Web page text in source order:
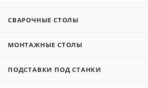
СВАРОЧНЫЕ СТОЛЫ
МОНТАЖНЫЕ СТОЛЫ
ПОДСТАВКИ ПОД СТАНКИ